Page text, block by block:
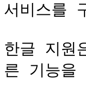
서비스를
한글 지원
른 기능을